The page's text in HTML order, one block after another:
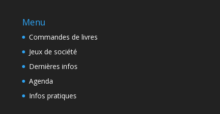
Menu
Commandes de livres
Jeux de société
Dernières infos
Agenda
Infos pratiques